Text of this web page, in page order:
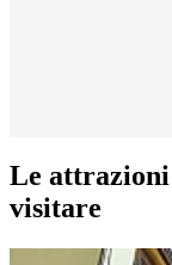
Le attrazioni
visitare